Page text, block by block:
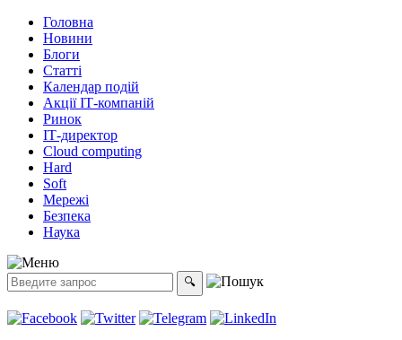
Головна
Новини
Блоги
Статті
Календар подій
Акції ІТ-компаній
Ринок
ІТ-директор
Cloud computing
Hard
Soft
Мережі
Безпека
Наука